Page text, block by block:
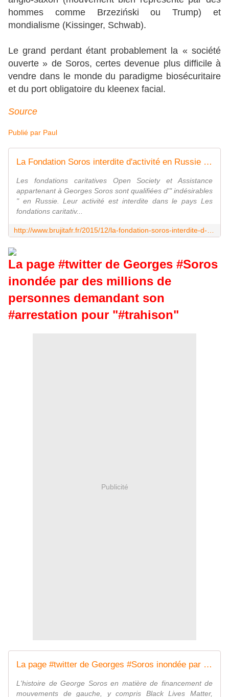
hommes comme Brzeziński ou Trump) et
mondialisme (Kissinger, Schwab).
Le grand perdant étant probablement la « société
ouverte » de Soros, certes devenue plus difficile à
vendre dans le monde du paradigme biosécuritaire
et du port obligatoire du kleenex facial.
Source
Publié par Paul
La Fondation Soros interdite d'activité en Russie - MOINS de BIENS PLUS de LIENS
Les fondations caritatives Open Society et Assistance
appartenant à Georges Soros sont qualifiées d'" indésirables
" en Russie. Leur activité est interdite dans le pays Les
fondations caritativ...
La page #twitter de Georges #Soros
inondée par des millions de
personnes demandant son
#arrestation pour "#trahison"
Publicité
La page #twitter de Georges #Soros inondée par des millions de personnes demandant son #arrestation pour "#trahison" - MOINS de BIENS PLUS de LIENS
L'histoire de George Soros en matière de financement de
mouvements de gauche, y compris Black Lives Matter,